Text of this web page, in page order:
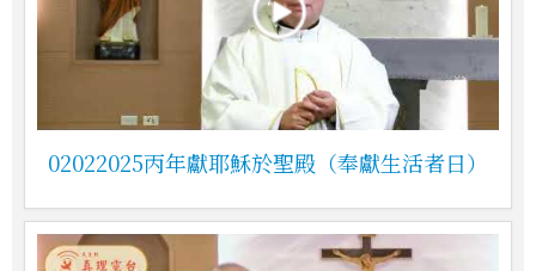
02022025丙年獻耶穌於聖殿（奉獻生活者日）